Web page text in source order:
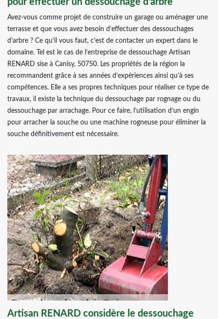
pour effectuer un dessouchage d’arbre
Avez-vous comme projet de construire un garage ou aménager une
terrasse et que vous avez besoin d’effectuer des dessouchages
d’arbre ? Ce qu’il vous faut, c’est de contacter un expert dans le
domaine. Tel est le cas de l’entreprise de dessouchage Artisan
RENARD sise à Canisy, 50750. Les propriétés de la région la
recommandent grâce à ses années d’expériences ainsi qu’à ses
compétences. Elle a ses propres techniques pour réaliser ce type de
travaux, il existe la technique du dessouchage par rognage ou du
dessouchage par arrachage. Pour ce faire, l’utilisation d’un engin
pour arracher la souche ou une machine rogneuse pour éliminer la
souche définitivement est nécessaire.
Artisan RENARD considère le dessouchage